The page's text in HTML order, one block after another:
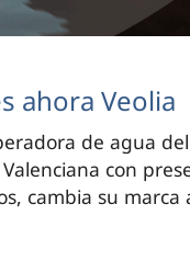
ahora Veolia
de agua
con
cambia su marca